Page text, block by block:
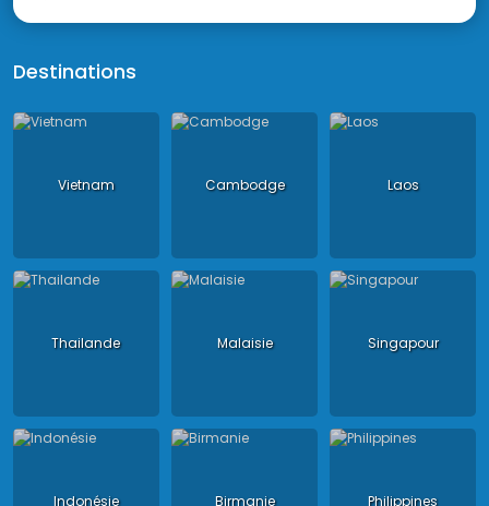
Destinations
Vietnam Cambodge Laos
Thailande Malaisie Singapour
Indonésie Birmanie Philippines